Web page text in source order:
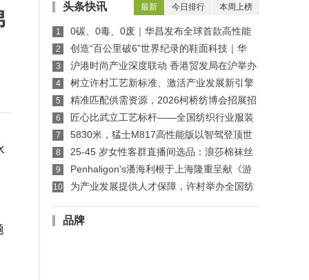
最新 今日排行 本周上榜
头条快讯
1
0碳、0毒、0废｜华昌发布全球首款高性能
全水性鞋革“三零生态皮”
2
创造“百公里破6”世界纪录的鞋面科技｜华
昌“蜂鸟翼网纱”定义极致轻量
3
沪港时尚产业深度联动 香港贸发局在沪举办
买手沙龙，推动业界交流
4
树立许村工艺新标准、激活产业发展新引擎
——纺织行业服装制版师/缝纫工（服装制作工）
职业技能竞赛许村选拔赛圆满收官！
5
精准匹配供需资源，2026柯桥纺博会招展招
商对接会即将举行！
6
匠心比武立工艺标杆——全国纺织行业服装
制版师、缝纫工技能竞赛许村选拔赛开赛
7
5830米，猛士M817高性能版以智驾登顶世
界公路之巅
8
25-45 岁女性客群直播间选品：浪莎棉袜丝
袜适配指南
9
Penhaligon's潘海利根于上海隆重呈献《游
弋之地：伦敦名流录》主题展览 致敬肖像兽首系
10
为产业发展提供人才保障，许村举办全国纺
品牌